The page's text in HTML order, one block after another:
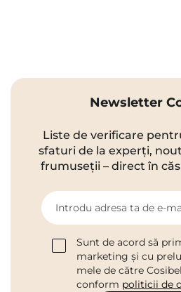
Newsletter
Liste de verificare
sfaturi de la experți,
frumuseții – direct în
Introdu adresa ta de e-
Sunt de acord să
marketing și cu
mele de către
conform politicii de